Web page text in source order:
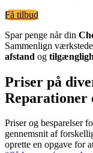
Få tilbud
Spar penge når din
Sammenlign
afstand og
Priser på
Reparationer
Priser og besparelser
gennemsnit af
oprette en opgave for